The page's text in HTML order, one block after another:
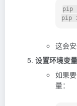
pip
这会
设置环境变量
如果
量：